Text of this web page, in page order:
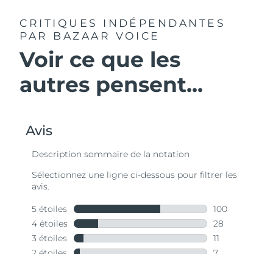
CRITIQUES INDÉPENDANTES
PAR BAZAAR VOICE
Voir ce que les
autres pensent...